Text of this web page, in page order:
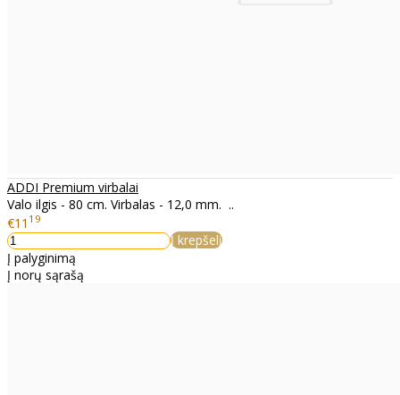
ADDI Premium virbalai
Valo ilgis - 80 cm. Virbalas - 12,0 mm. ..
€11 19
Į krepšelį
Į palyginimą
Į norų sąrašą